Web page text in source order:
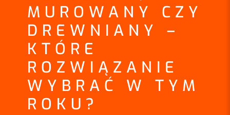
MUROWANY CZY
DREWNIANY –
KTÓRE
ROZWIĄZANIE
WYBRAĆ W TYM
ROKU?